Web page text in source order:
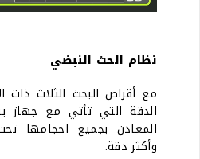
نظام الحث النبضي
مع أقراص البحث الثلاث ذات
الدقة التي تأتي مع جهاز
المعادن بجميع احجامها
وأكثر دقة.